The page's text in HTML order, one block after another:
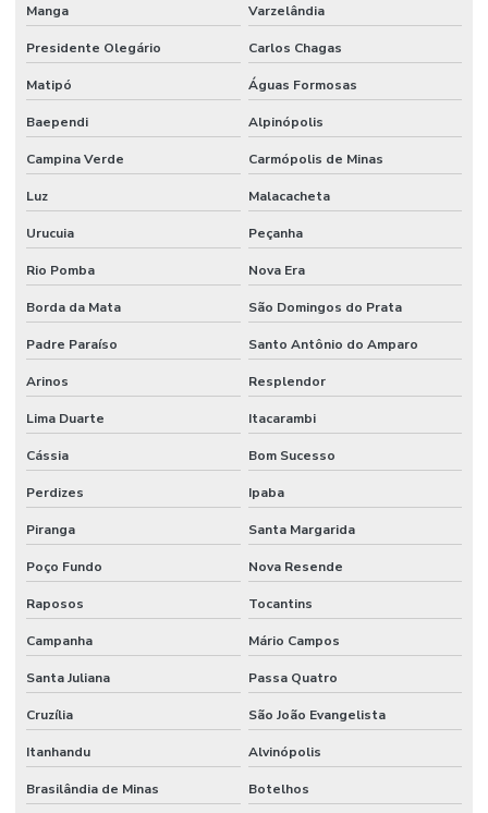
Profissional de limpeza industrial
Projetos de infraestrutura e manutenção empresarial
Rede De Manutenção Preventiva
Reforma De Instalações Hidráulicas
Reforma E Manutenção Predial Completa
Reformas E Manutenção Predial
Remoção De Resíduos E Limpeza Eficaz
Retrofit de equipamentos industriais
Retrofit de instalações
Serviço Completo De Limpeza Corporativa
Serviço De Jardinagem E Conservação
Serviço De Limpeza De Escritórios
Serviço De Limpeza Regular E Programada
Serviço De Manutenção Predial Completo
Serviço De Manutenção Preditiva
Serviço De Manutenção Preventiva Para Máquinas
Serviço De Pintura Em Edificações
Manga Varzelândia
Presidente Olegário Carlos Chagas
Matipó Águas Formosas
Baependi Alpinópolis
Campina Verde Carmópolis de Minas
Luz Malacacheta
Urucuia Peçanha
Rio Pomba Nova Era
Borda da Mata São Domingos do Prata
Padre Paraíso Santo Antônio do Amparo
Arinos Resplendor
Lima Duarte Itacarambi
Cássia Bom Sucesso
Perdizes Ipaba
Piranga Santa Margarida
Poço Fundo Nova Resende
Raposos Tocantins
Campanha Mário Campos
Santa Juliana Passa Quatro
Cruzília São João Evangelista
Itanhandu Alvinópolis
Brasilândia de Minas Botelhos